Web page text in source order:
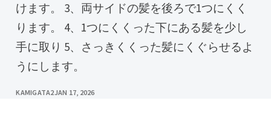
けます。 3、両サイドの髪を後ろで1つにくく
ります。 4、1つにくくった下にある髪を少し
手に取り 5、さっきくくった髪にくぐらせるよ
うにします。
KAMIGATA2JAN 17, 2026